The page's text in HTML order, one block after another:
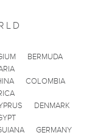
BERMUDA
COLOMBIA
DENMARK
GERMANY